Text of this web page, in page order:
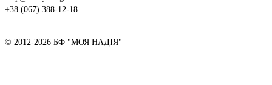
+38 (067) 388-12-18
© 2012-2026 БФ "МОЯ НАДІЯ"